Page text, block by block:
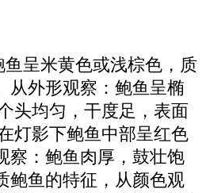
鱼呈米黄色或浅棕色，质
从外形观察：鲍鱼呈椭
头均匀，干度足，表面
灯影下鲍鱼中部呈红色
察：鲍鱼肉厚，鼓壮饱
鲍鱼的特征，从颜色观